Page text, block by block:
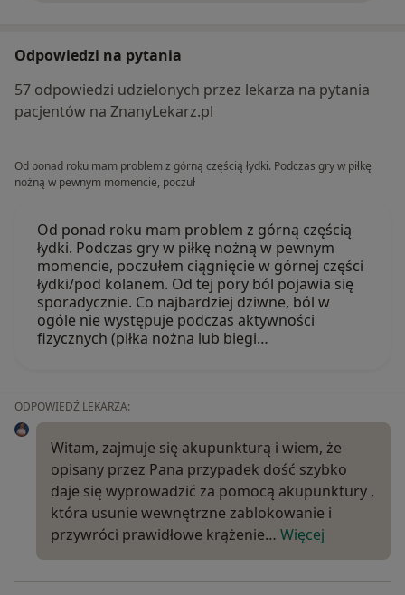
Odpowiedzi na pytania
57 odpowiedzi udzielonych przez lekarza na pytania
pacjentów na ZnanyLekarz.pl
Od ponad roku mam problem z górną częścią łydki. Podczas gry w piłkę
nożną w pewnym momencie, poczuł
Od ponad roku mam problem z górną częścią
łydki. Podczas gry w piłkę nożną w pewnym
momencie, poczułem ciągnięcie w górnej części
łydki/pod kolanem. Od tej pory ból pojawia się
sporadycznie. Co najbardziej dziwne, ból w
ogóle nie występuje podczas aktywności
fizycznych (piłka nożna lub biegi…
ODPOWIEDŹ LEKARZA:
Witam, zajmuje się akupunkturą i wiem, że
opisany przez Pana przypadek dość szybko
daje się wyprowadzić za pomocą akupunktury ,
która usunie wewnętrzne zablokowanie i
przywróci prawidłowe krążenie… Więcej